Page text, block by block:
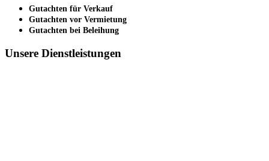
Gutachten für Verkauf
Gutachten vor Vermietung
Gutachten bei Beleihung
Unsere Dienstleistungen